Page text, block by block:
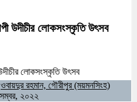
উদীচীর লোকসংস্কৃতি উৎসব
ওবায়দুর রহমান, গৌরীপুর (ময়মনসিংহ)
২০২২